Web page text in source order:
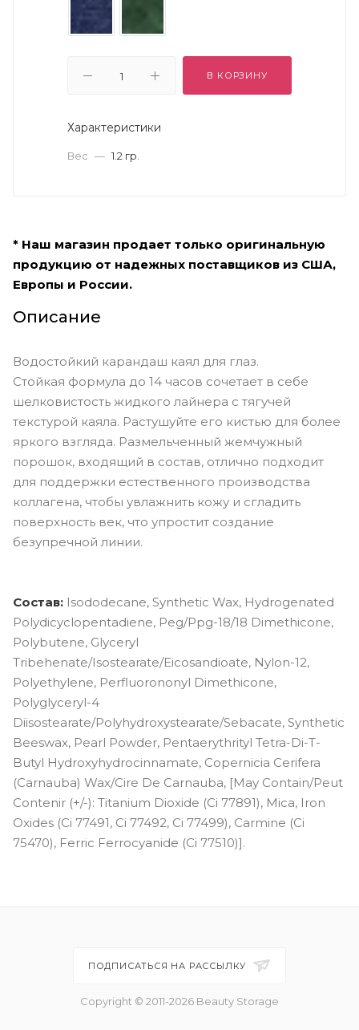
В КОРЗИНУ
Характеристики
Вес — 1.2 гр.
* Наш магазин продает только оригинальную
продукцию от надежных поставщиков из США,
Европы и России.
Описание
Водостойкий карандаш каял для глаз.
Стойкая формула до 14 часов сочетает в себе
шелковистость жидкого лайнера с тягучей
текстурой каяла. Растушуйте его кистью для более
яркого взгляда. Размельченный жемчужный
порошок, входящий в состав, отлично подходит
для поддержки естественного производства
коллагена, чтобы увлажнить кожу и сгладить
поверхность век, что упростит создание
безупречной линии.
Состав: Isododecane, Synthetic Wax, Hydrogenated
Polydicyclopentadiene, Peg/Ppg-18/18 Dimethicone,
Polybutene, Glyceryl
Tribehenate/Isostearate/Eicosandioate, Nylon-12,
Polyethylene, Perfluorononyl Dimethicone,
Polyglyceryl-4
Diisostearate/Polyhydroxystearate/Sebacate, Synthetic
Beeswax, Pearl Powder, Pentaerythrityl Tetra-Di-T-
Butyl Hydroxyhydrocinnamate, Copernicia Cerifera
(Carnauba) Wax/Cire De Carnauba, [May Contain/Peut
Contenir (+/-): Titanium Dioxide (Ci 77891), Mica, Iron
Oxides (Ci 77491, Ci 77492, Ci 77499), Carmine (Ci
75470), Ferric Ferrocyanide (Ci 77510)].
ПОДПИСАТЬСЯ НА РАССЫЛКУ
Copyright © 2011-2026 Beauty Storage